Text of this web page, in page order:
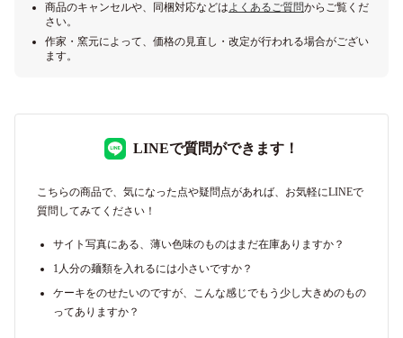
商品のキャンセルや、同梱対応などはよくあるご質問からご覧くだ
さい。
作家・窯元によって、価格の見直し・改定が行われる場合がござい
ます。
LINEで質問ができます！
こちらの商品で、気になった点や疑問点があれば、お気軽にLINEで
質問してみてください！
サイト写真にある、薄い色味のものはまだ在庫ありますか？
1人分の麺類を入れるには小さいですか？
ケーキをのせたいのですが、こんな感じでもう少し大きめのもの
ってありますか？